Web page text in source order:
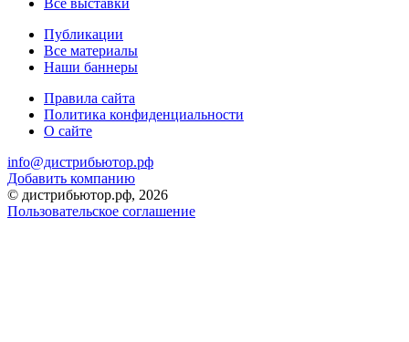
Публикации
Все материалы
Наши баннеры
Правила сайта
Политика конфиденциальности
О сайте
info@дистрибьютор.рф
Добавить компанию
© дистрибьютор.рф, 2026
Пользовательское соглашение